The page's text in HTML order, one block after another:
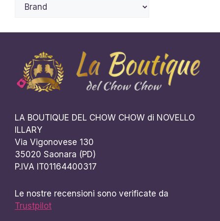
LA BOUTIQUE DEL CHOW CHOW di NOVELLO
ILLARY
Via Vigonovese 130
35020 Saonara (PD)
P.IVA IT01164400317
Le nostre recensioni sono verificate da
Trustpilot